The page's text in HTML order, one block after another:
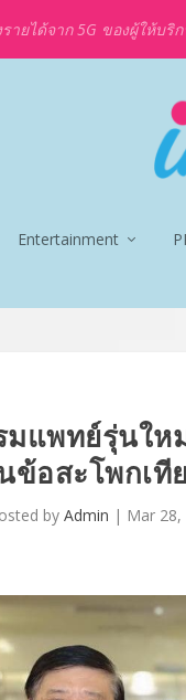
ายได้จาก 5G ของผู้ให้บริ
Entertainment
มแพทย์รุ่นใ
ข้อสะโพกเ
by Admin | Mar 28,